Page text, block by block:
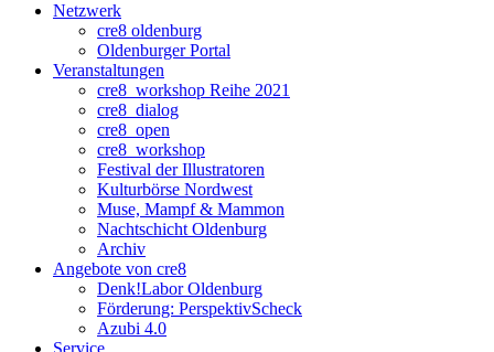
Netzwerk
cre8 oldenburg
Oldenburger Portal
Veranstaltungen
cre8_workshop Reihe 2021
cre8_dialog
cre8_open
cre8_workshop
Festival der Illustratoren
Kulturbörse Nordwest
Muse, Mampf & Mammon
Nachtschicht Oldenburg
Archiv
Angebote von cre8
Denk!Labor Oldenburg
Förderung: PerspektivScheck
Azubi 4.0
Service